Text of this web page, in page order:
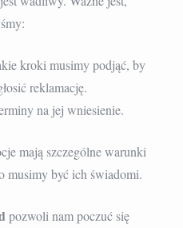
kroki musimy podjąć, by
reklamację.
na jej wniesienie.
mają szczególne warunki
musimy być ich świadomi.
pozwoli nam poczuć się